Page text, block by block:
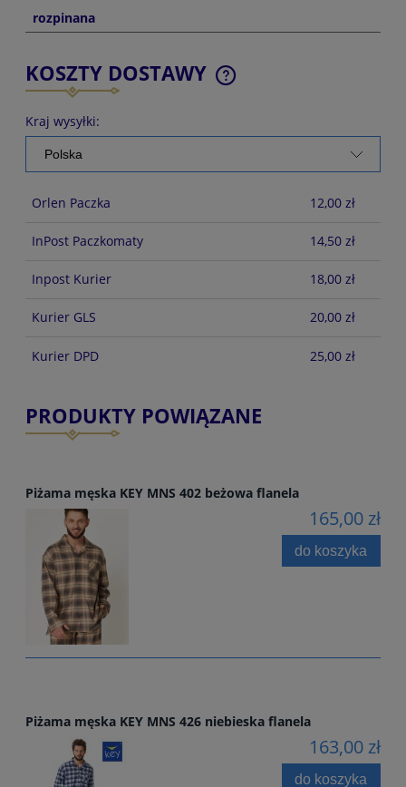
rozpinana
KOSZTY DOSTAWY
CENA NIE ZAWIERA EWENTUALNYCH KOSZTÓW
PŁATNOŚCI
Kraj wysyłki:
Orlen Paczka 12,00 zł
InPost Paczkomaty 14,50 zł
Inpost Kurier 18,00 zł
Kurier GLS 20,00 zł
Kurier DPD 25,00 zł
PRODUKTY POWIĄZANE
Piżama męska KEY MNS 402 beżowa flanela
165,00 zł
do koszyka
Piżama męska KEY MNS 426 niebieska flanela
163,00 zł
do koszyka